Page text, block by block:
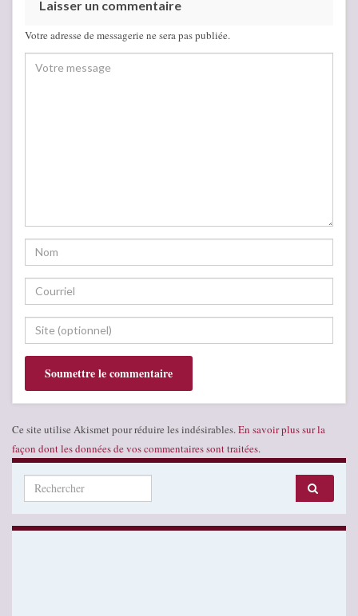
Laisser un commentaire
Votre adresse de messagerie ne sera pas publiée.
Ce site utilise Akismet pour réduire les indésirables. En savoir plus sur la
façon dont les données de vos commentaires sont traitées.
Search for: